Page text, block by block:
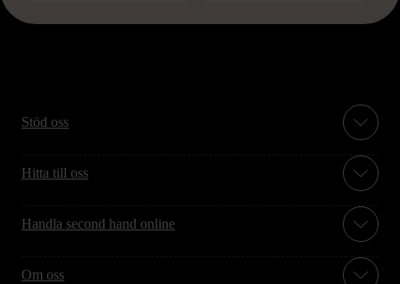
Stöd oss
Hitta till oss
Handla second hand online
Om oss